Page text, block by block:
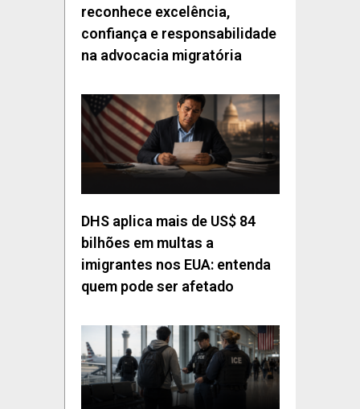
reconhece excelência,
confiança e responsabilidade
na advocacia migratória
DHS aplica mais de US$ 84
bilhões em multas a
imigrantes nos EUA: entenda
quem pode ser afetado